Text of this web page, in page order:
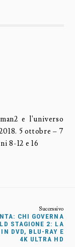
e l'universo
5 ottobre – 7
8-12 e 16
CHI GOVERNA
STAGIONE 2: LA
DVD, BLU-RAY E
4K ULTRA HD